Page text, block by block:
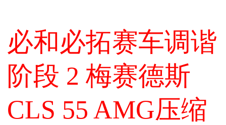
必和必拓赛车调谐
阶段 2 梅赛德斯
CLS 55 AMG压缩